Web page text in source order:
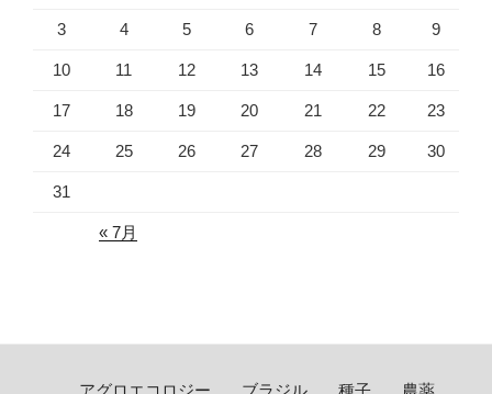
3 4 5 6 7 8 9
10 11 12 13 14 15 16
17 18 19 20 21 22 23
24 25 26 27 28 29 30
31
« 7月
アグロエコロジー ブラジル 種子 農薬